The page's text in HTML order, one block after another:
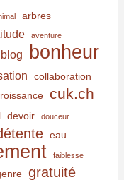
arbres
aventure
blog bonheur
collaboration
cuk.ch
devoir douceur
eau
faiblesse
gratuité